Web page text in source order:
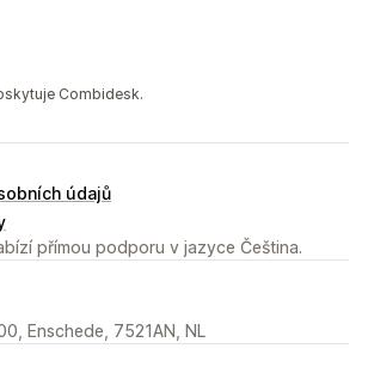
Combidesk.
údajů
přímou podporu v jazyce Čeština.
Enschede, 7521AN, NL